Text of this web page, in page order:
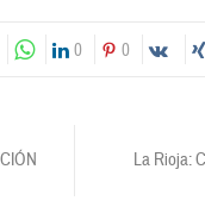
0 0
La Rioja: